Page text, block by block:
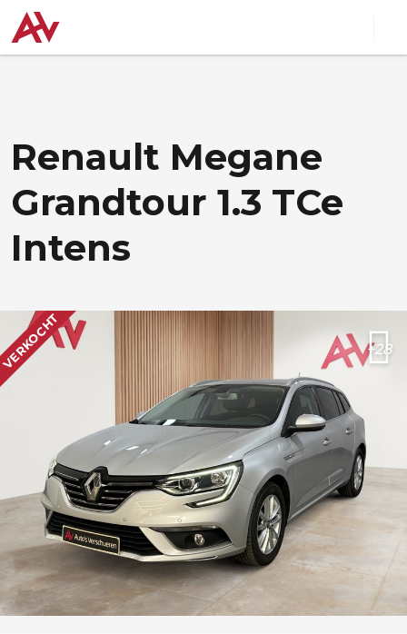
Renault Megane
Grandtour 1.3 TCe
Intens
VERKOCHT +28